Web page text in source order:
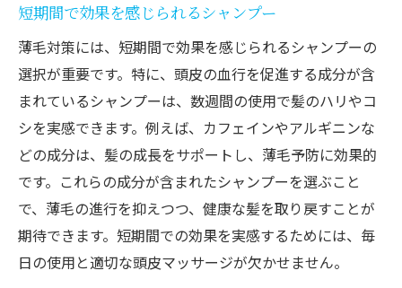
短期間で効果を感じられるシャンプー
薄毛対策には、短期間で効果を感じられるシャンプーの
選択が重要です。特に、頭皮の血行を促進する成分が含
まれているシャンプーは、数週間の使用で髪のハリやコ
シを実感できます。例えば、カフェインやアルギニンな
どの成分は、髪の成長をサポートし、薄毛予防に効果的
です。これらの成分が含まれたシャンプーを選ぶこと
で、薄毛の進行を抑えつつ、健康な髪を取り戻すことが
期待できます。短期間での効果を実感するためには、毎
日の使用と適切な頭皮マッサージが欠かせません。